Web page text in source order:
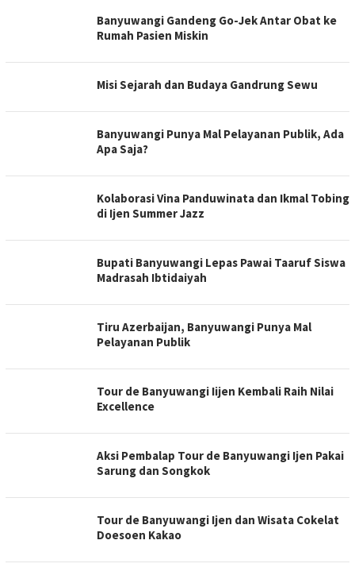
Banyuwangi Gandeng Go-Jek Antar Obat ke
Rumah Pasien Miskin
Misi Sejarah dan Budaya Gandrung Sewu
Banyuwangi Punya Mal Pelayanan Publik, Ada
Apa Saja?
Kolaborasi Vina Panduwinata dan Ikmal Tobing
di Ijen Summer Jazz
Bupati Banyuwangi Lepas Pawai Taaruf Siswa
Madrasah Ibtidaiyah
Tiru Azerbaijan, Banyuwangi Punya Mal
Pelayanan Publik
Tour de Banyuwangi Iijen Kembali Raih Nilai
Excellence
Aksi Pembalap Tour de Banyuwangi Ijen Pakai
Sarung dan Songkok
Tour de Banyuwangi Ijen dan Wisata Cokelat
Doesoen Kakao